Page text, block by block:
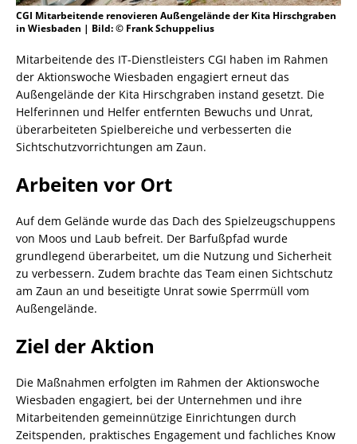
CGI Mitarbeitende renovieren Außengelände der Kita Hirschgraben
in Wiesbaden | Bild: © Frank Schuppelius
Mitarbeitende des IT-Dienstleisters CGI haben im Rahmen
der Aktionswoche Wiesbaden engagiert erneut das
Außengelände der Kita Hirschgraben instand gesetzt. Die
Helferinnen und Helfer entfernten Bewuchs und Unrat,
überarbeiteten Spielbereiche und verbesserten die
Sichtschutzvorrichtungen am Zaun.
Arbeiten vor Ort
Auf dem Gelände wurde das Dach des Spielzeugschuppens
von Moos und Laub befreit. Der Barfußpfad wurde
grundlegend überarbeitet, um die Nutzung und Sicherheit
zu verbessern. Zudem brachte das Team einen Sichtschutz
am Zaun an und beseitigte Unrat sowie Sperrmüll vom
Außengelände.
Ziel der Aktion
Die Maßnahmen erfolgten im Rahmen der Aktionswoche
Wiesbaden engagiert, bei der Unternehmen und ihre
Mitarbeitenden gemeinnützige Einrichtungen durch
Zeitspenden, praktisches Engagement und fachliches Know